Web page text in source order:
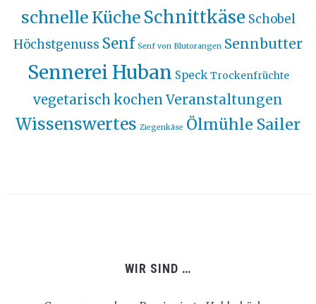
schnelle Küche Schnittkäse Schobel
Höchstgenuss Senf Senf von Blutorangen Sennbutter
Sennerei Huban Speck Trockenfrüchte
vegetarisch kochen Veranstaltungen
Wissenswertes Ziegenkäse Ölmühle Sailer
WIR SIND …